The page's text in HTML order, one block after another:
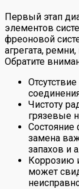
Первый этап
элементов
фреоновой
агрегата,
Обратите
Чистоту
грязевые
Состояние
замена
запахов и
Коррозию
может